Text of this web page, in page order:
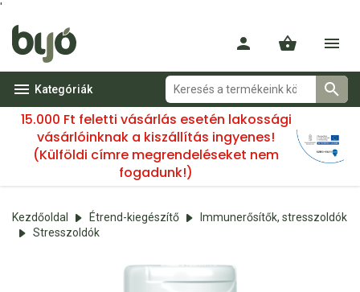
'
Kategóriák
15.000 Ft feletti vásárlás esetén lakossági
vásárlóinknak a kiszállítás ingyenes!
(Külföldi címre megrendeléseket nem
fogadunk!)
Kezdőoldal Étrend-kiegészítő
Immunerősítők, stresszoldók
Stresszoldók